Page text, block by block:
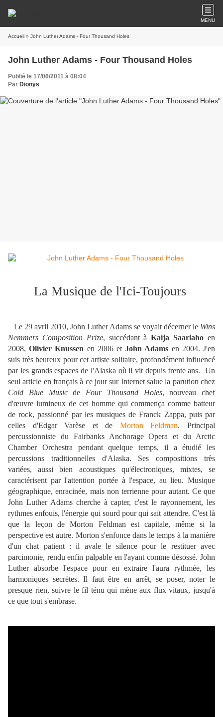
MENU
Accueil » John Luther Adams - Four Thousand Holes
John Luther Adams - Four Thousand Holes
Publié le 17/06/2011 à 08:04
Par Dionys
La Musique de l'Ici-Toujours
Le 29 avril 2010, John Luther Adams se voyait décerner le Wins
Nemmers Composition Prize, succédant àKaija Saariaho en
2008,Olivier Knussen en 2006 etJohn Adams en 2004. J'en
suis très heureux pour cet artiste solitaire, profondément influencé
par les grands espaces de l'Alaska où il vit depuis trente ans. Un
seul article en français à ce jour sur Internet salue la parution chez
Cold Blue Musicde Four Thousand Holes, nouveau chef
d'œuvre lumineux de cet homme qui commença comme batteur
de rock, passionné par les musiques de Franck Zappa, puis par
celles d'Edgar Varèse et de Morton Feldman. Principal
percussionniste du Fairbanks Anchorage Opera et du Arctic
Chamber Orchestra pendant quelque temps, il a étudié les
percussions traditionnelles d'Alaska. Ses compositions très
variées, aussi bien acoustiques qu'électroniques, mixtes, se
caractérisent par l'attention portée à l'espace, au lieu. Musique
géographique, enracinée, mais non terrienne pour autant. Ce que
John Luther Adams cherche à capter, c'est le rayonnement, les
rythmes enfouis, l'énergie qui sourd pour qui sait attendre. C'est là
que la leçon de Morton Feldman est capitale, même si la
perspective est autre. Morton s'enfonce dans le temps à la manière
d'un chat patient : il avale le silence pour le restituer avec
parcimonie, rendu enfin palpable en l'ayant comme désossé. John
Luther absorbe l'espace pour en extraire l'aura rythmée, les
harmoniques secrètes. Il faut être en arrêt, se poser, noter le
presque rien, suivre le fil ténu qui mène aux flux vitaux, jusqu'à
ce que tout s'embrase.